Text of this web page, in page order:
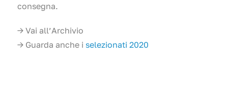
consegna.
→ Vai all’Archivio
→ Guarda anche i selezionati 2020